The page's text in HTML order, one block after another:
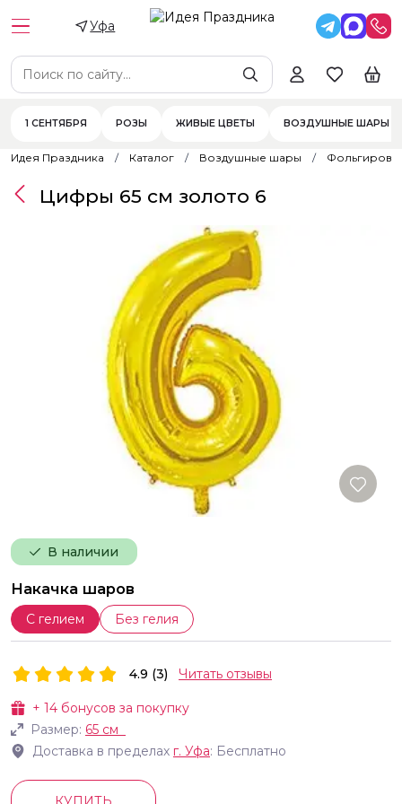
Уфа
1 СЕНТЯБРЯ РОЗЫ ЖИВЫЕ ЦВЕТЫ ВОЗДУШНЫЕ ШАРЫ
Идея Праздника Каталог Воздушные шары
В наличии
Накачка шаров
С гелием Без гелия
Цифры 65 см золото 6
+ 14 бонусов за покупку
Размер: 65 см
Доставка в пределах г. Уфа: Бесплатно
4.9 (3) Читать отзывы